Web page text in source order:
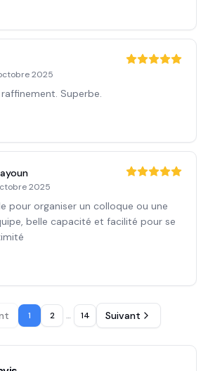
2025
Superbe.
2025
pour organiser un colloque ou une
belle capacité et facilité pour se
1 2 … 14 Suivant